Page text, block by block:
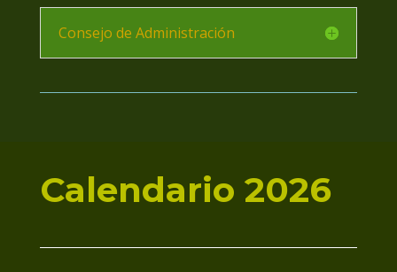
Consejo de Administración
Calendario 2026